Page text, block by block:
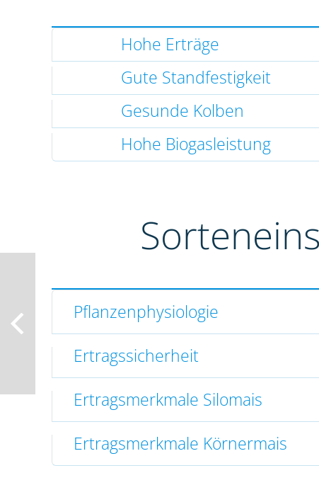
Hohe Erträge
Gute Standfestigkeit
Gesunde Kolben
Hohe Biogasleistung
Pflanzenphysiologie
Ertragssicherheit
Ertragsmerkmale Silomais
Ertragsmerkmale Körnermais